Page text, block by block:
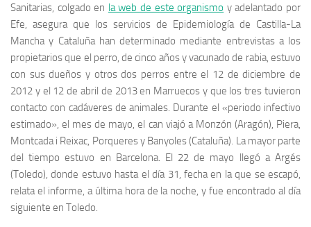
Sanitarias, colgado en la web de este organismo y adelantado por
Efe, asegura que los servicios de Epidemiología de Castilla-La
Mancha y Cataluña han determinado mediante entrevistas a los
propietarios que el perro, de cinco años y vacunado de rabia, estuvo
con sus dueños y otros dos perros entre el 12 de diciembre de
2012 y el 12 de abril de 2013 en Marruecos y que los tres tuvieron
contacto con cadáveres de animales. Durante el «periodo infectivo
estimado», el mes de mayo, el can viajó a Monzón (Aragón), Piera,
Montcada i Reixac, Porqueres y Banyoles (Cataluña). La mayor parte
del tiempo estuvo en Barcelona. El 22 de mayo llegó a Argés
(Toledo), donde estuvo hasta el día 31, fecha en la que se escapó,
relata el informe, a última hora de la noche, y fue encontrado al día
siguiente en Toledo.